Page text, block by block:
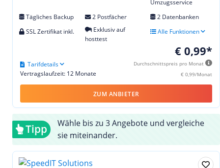
Umzugsservice
Tägliches Backup
2 Postfächer
2 Datenbanken
SSL Zertifikat inkl.
Exklusiv auf
hosttest
Alle Funktionen
€ 0,99*
Durchschnittspreis pro Monat
€ 0,99/Monat
Vertragslaufzeit: 12 Monate
Tarifdetails
ZUM ANBIETER
Tipp
Wähle bis zu 3 Angebote und vergleiche
sie miteinander.